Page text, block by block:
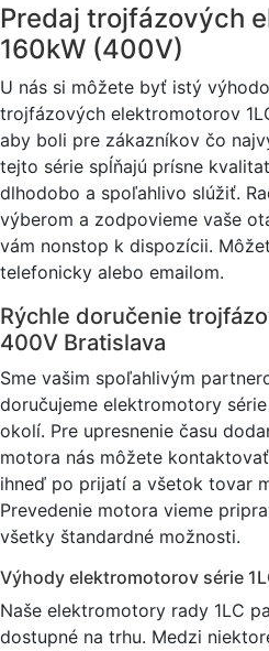
Predaj trojfázových
160kW (400V)
U nás si môžete byť istý
trojfázových elektromotorov
aby boli pre zákazníkov čo
tejto série spĺňajú prísne
dlhodobo a spoľahlivo slúžiť.
výberom a zodpovieme vaše
vám nonstop k dispozícii.
telefonicky alebo emailom.
Rýchle doručenie
400V Bratislava
Sme vašim spoľahlivým
doručujeme elektromotory
okolí. Pre upresnenie času
motora nás môžete
ihneď po prijatí a všetok tovar
Prevedenie motora vieme
všetky štandardné možnosti.
Výhody elektromotorov série
Naše elektromotory rady 1LC
dostupné na trhu. Medzi